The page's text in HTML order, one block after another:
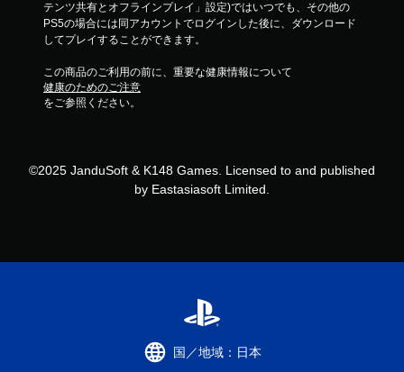
テンツ共有とオフラインプレイ」設定)ではいつでも、その他の
PS5の場合には同アカウントでログインした後に、ダウンロード
してプレイすることができます。
この商品のご利用の前に、重要な健康情報について
健康のためのご注意
をご参照ください。
©2025 JanduSoft & K148 Games. Licensed to and published
by Eastasiasoft Limited.
国／地域：日本